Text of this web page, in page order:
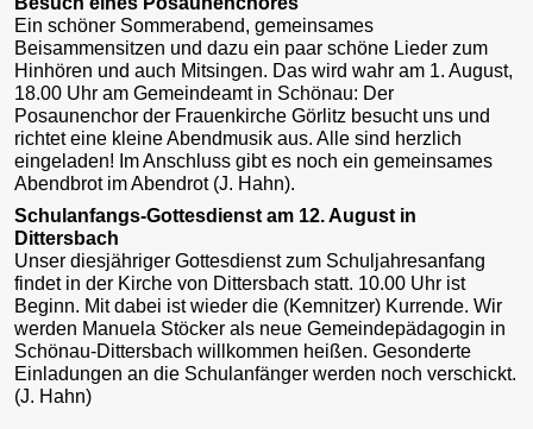
Ein schöner Sommerabend, gemeinsames
Beisammensitzen und dazu ein paar schöne Lieder zum
Hinhören und auch Mitsingen. Das wird wahr am 1. August,
18.00 Uhr am Gemeindeamt in Schönau: Der
Posaunenchor der Frauenkirche Görlitz besucht uns und
richtet eine kleine Abendmusik aus. Alle sind herzlich
eingeladen! Im Anschluss gibt es noch ein gemeinsames
Abendbrot im Abendrot (J. Hahn).
Schulanfangs-Gottesdienst am 12. August in
Dittersbach
Unser diesjähriger Gottesdienst zum Schuljahresanfang
findet in der Kirche von Dittersbach statt. 10.00 Uhr ist
Beginn. Mit dabei ist wieder die (Kemnitzer) Kurrende. Wir
werden Manuela Stöcker als neue Gemeindepädagogin in
Schönau-Dittersbach willkommen heißen. Gesonderte
Einladungen an die Schulanfänger werden noch verschickt.
(J. Hahn)